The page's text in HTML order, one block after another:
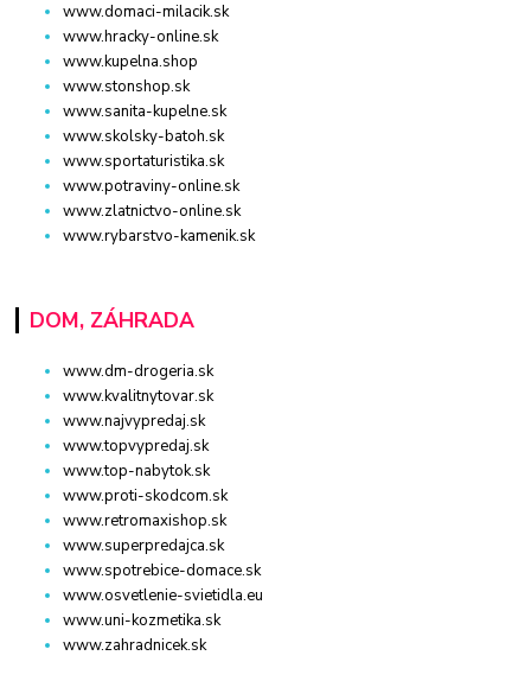
www.domaci-milacik.sk
www.hracky-online.sk
www.kupelna.shop
www.stonshop.sk
www.sanita-kupelne.sk
www.skolsky-batoh.sk
www.sportaturistika.sk
www.potraviny-online.sk
www.zlatnictvo-online.sk
www.rybarstvo-kamenik.sk
DOM, ZÁHRADA
www.dm-drogeria.sk
www.kvalitnytovar.sk
www.najvypredaj.sk
www.topvypredaj.sk
www.top-nabytok.sk
www.proti-skodcom.sk
www.retromaxishop.sk
www.superpredajca.sk
www.spotrebice-domace.sk
www.osvetlenie-svietidla.eu
www.uni-kozmetika.sk
www.zahradnicek.sk